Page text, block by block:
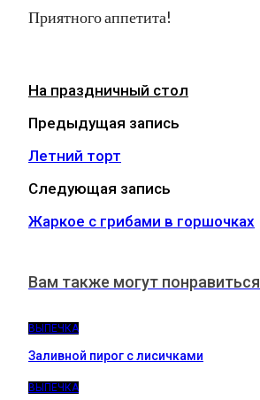
Приятного аппетита!
На праздничный стол
Предыдущая запись
Летний торт
Следующая запись
Жаркое с грибами в горшочках
Вам также могут понравиться
ВЫПЕЧКА
Заливной пирог с лисичками
ВЫПЕЧКА